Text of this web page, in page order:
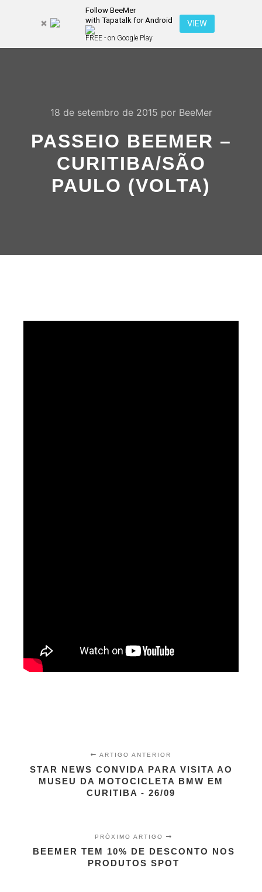
Follow BeeMer
with Tapatalk for Android
FREE - on Google Play
VIEW
18 de setembro de 2015 por BeeMer
PASSEIO BEEMER –
CURITIBA/SÃO
PAULO (VOLTA)
ARTIGO ANTERIOR
STAR NEWS CONVIDA PARA VISITA AO
MUSEU DA MOTOCICLETA BMW EM
CURITIBA - 26/09
PRÓXIMO ARTIGO
BEEMER TEM 10% DE DESCONTO NOS
PRODUTOS SPOT